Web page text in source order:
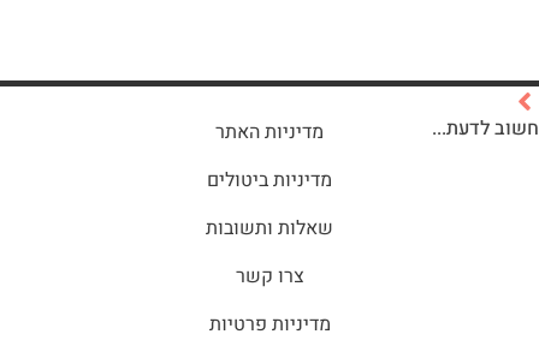
חשוב לדעת...
מדיניות האתר
מדיניות ביטולים
שאלות ותשובות
צרו קשר
מדיניות פרטיות